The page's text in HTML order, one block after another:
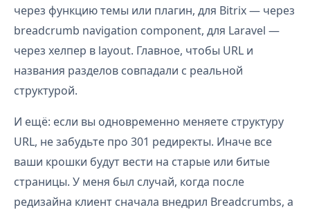
через функцию темы или плагин, для Bitrix — через
breadcrumb navigation component, для Laravel —
через хелпер в layout. Главное, чтобы URL и
названия разделов совпадали с реальной
структурой.
И ещё: если вы одновременно меняете структуру
URL, не забудьте про 301 редиректы. Иначе все
ваши крошки будут вести на старые или битые
страницы. У меня был случай, когда после
редизайна клиент сначала внедрил Breadcrumbs, а